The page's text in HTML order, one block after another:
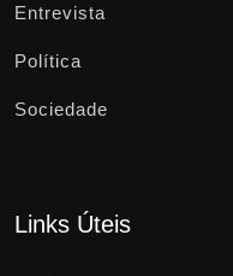
Entrevista
Política
Sociedade
Links Úteis